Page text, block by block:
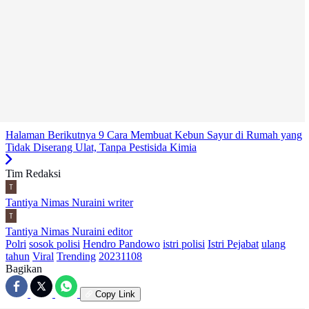
Halaman Berikutnya 9 Cara Membuat Kebun Sayur di Rumah yang
Tidak Diserang Ulat, Tanpa Pestisida Kimia
Tim Redaksi
Tantiya Nimas Nuraini writer
Tantiya Nimas Nuraini editor
Polri sosok polisi Hendro Pandowo istri polisi Istri Pejabat ulang
tahun Viral Trending 20231108
Bagikan
Copy Link